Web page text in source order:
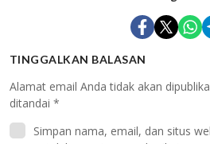
TINGGALKAN BALASAN
Alamat email Anda tidak akan
ditandai *
Simpan nama, email, dan situs